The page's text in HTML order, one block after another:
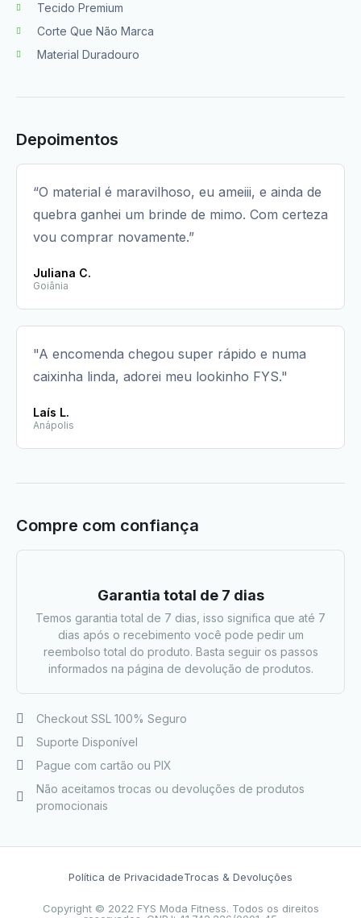
Tecido Premium
Corte Que Não Marca
Material Duradouro
Depoimentos
“O material é maravilhoso, eu ameiii, e ainda de
quebra ganhei um brinde de mimo. Com certeza
vou comprar novamente.”
Juliana C.
Goiânia
"A encomenda chegou super rápido e numa
caixinha linda, adorei meu lookinho FYS."
Laís L.
Anápolis
Compre com confiança
Garantia total de 7 dias
Temos garantia total de 7 dias, isso significa que até 7
dias após o recebimento você pode pedir um
reembolso total do produto. Basta seguir os passos
informados na página de devolução de produtos.
Checkout SSL 100% Seguro
Suporte Disponível
Pague com cartão ou PIX
Não aceitamos trocas ou devoluções de produtos
promocionais
Política de PrivacidadeTrocas & Devoluções
Copyright © 2022 FYS Moda Fitness. Todos os direitos